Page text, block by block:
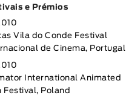
e Prémios
Vila do Conde Festival
de Cinema, Portugal
International Animated
Festival, Poland